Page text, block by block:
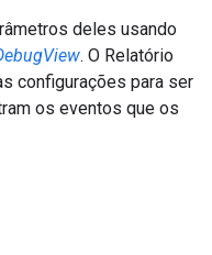
deles usando
. O Relatório
configurações para ser
os eventos que os